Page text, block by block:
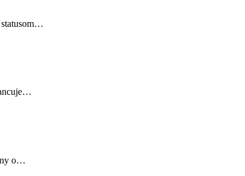
statusom…
o…